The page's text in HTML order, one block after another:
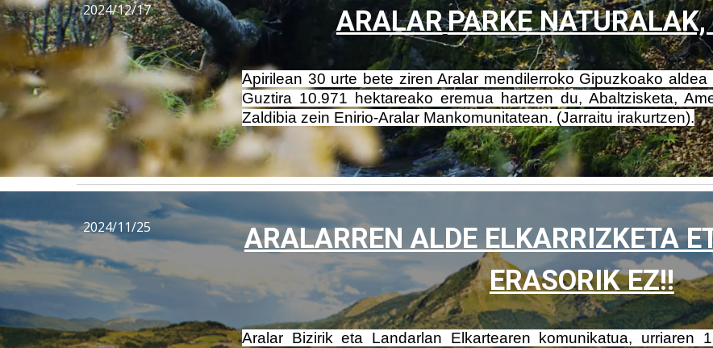
2024/12/17 ARALARPARKE
Apirilean 30 urte bete ziren Aralar mendilerroko Gipuzkoako
Guztira 10.971 hektareako eremua hartzen du, Abaltzisketa,
Zaldibia zein Enirio-Aralar Mankomunitatean. (Jarraitu irakurtzen).
2024/11/25
ARALARREN ALDE ELKARRIZKETA
ERASORIK EZ!!
Aralar Bizirik eta Landarlan Elkartearen komunikatua, urriaren